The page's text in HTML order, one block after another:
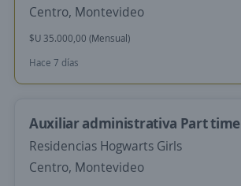
Centro, Montevideo
$U 35.000,00 (Mensual)
Hace 7 días
Auxiliar administrativa Part time
Residencias Hogwarts Girls
Centro, Montevideo